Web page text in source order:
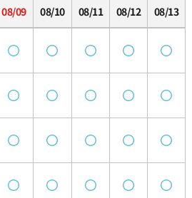
08/09 08/10 08/11 08/12 08/13